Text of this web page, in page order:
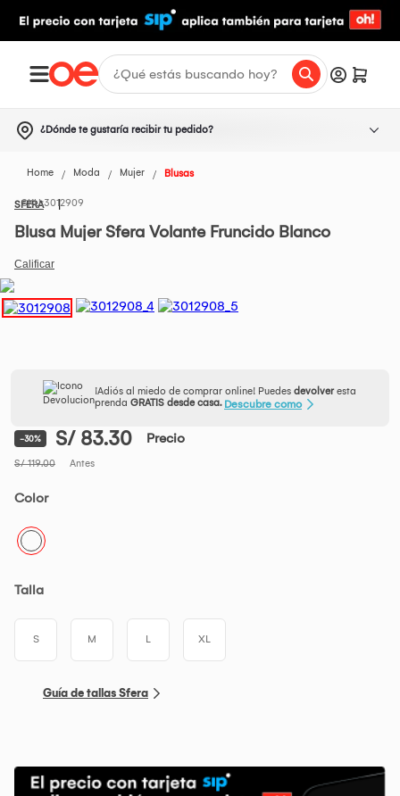
¿Dónde te gustaría recibir tu pedido?
Home Moda Mujer Blusas
SFERA3012909
Blusa Mujer Sfera Volante Fruncido Blanco
¡Adiós al miedo de comprar online! Puedes devolveresta
prenda GRATIS desde casa. Descubre como
-30% S/ 83.30 Precio
S/ 119.00 Antes
Color
Talla
S M L XL
Guía de tallas Sfera